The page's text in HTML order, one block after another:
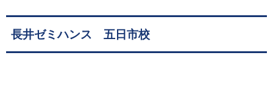
長井ゼミハンス 五日市校